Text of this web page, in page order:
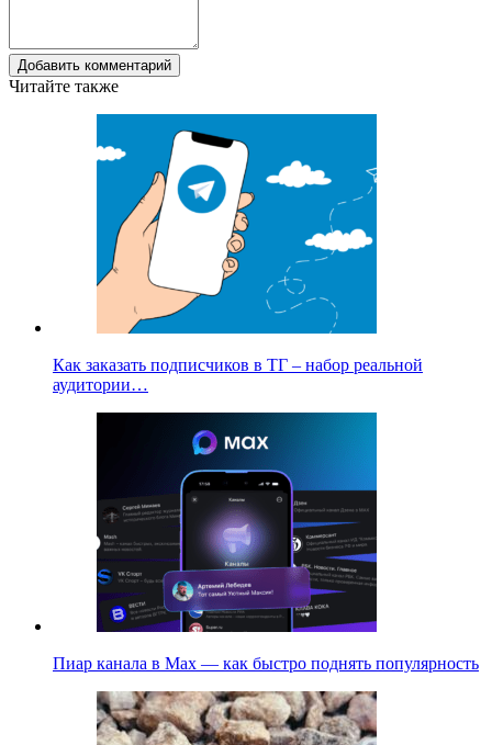
Добавить комментарий
Читайте также
Как заказать подписчиков в ТГ – набор реальной
аудитории…
Пиар канала в Max — как быстро поднять популярность